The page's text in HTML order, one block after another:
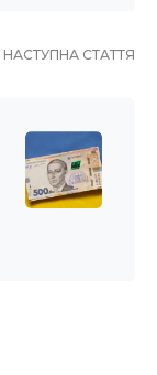
НАСТУПНА СТАТТЯ